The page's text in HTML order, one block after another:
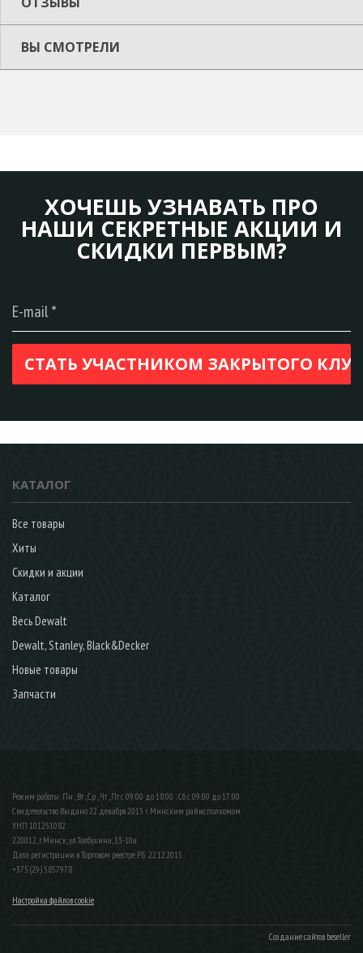
ВЫ СМОТРЕЛИ
ХОЧЕШЬ УЗНАВАТЬ ПРО
НАШИ СЕКРЕТНЫЕ АКЦИИ И
СКИДКИ ПЕРВЫМ?
КАТАЛОГ
Все товары
Хиты
Скидки и акции
Каталог
Весь Dewalt
Dewalt, Stanley, Black&Decker
Новые товары
Запчасти
Режим работы: Пн , Вт , Ср , Чт , Пт c 09:00 до 18:00 ; Сб c 09:00 до 17:00
Свидетельство Выдано 22 декабря 2015 г. Минским райисполкомом
УНП 101251082
220012, г.Минск, ул.Толбухина, 13-10а
Дата регистрации в Торговом реестре РБ: 22.12.2015
+375 (29) 5857978
Настройка файлов cookie
Создание сайтов beseller